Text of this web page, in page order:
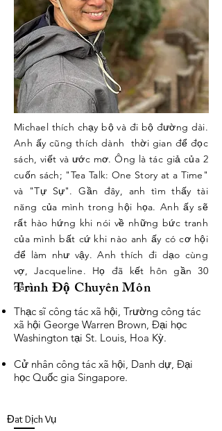
Chính nhờ cách kể và chia sẻ những câu
chuyện này mà người ta tìm thấy ý
nghĩa và động lực để thay đổi đời sống.
Michael thích chạy bộ và đi bộ đường dài.
Anh ấy cũng thích dành thời gian để đọc
sách, viết và ước mơ. Ông là tác giả của 2
cuốn sách; "Tea Talk: One Story at a Time"
và "Tự Sự". Gần đây, anh tìm thấy tài
năng của mình trong hội họa. Anh ấy sẽ
rất hào hứng khi nói về những bức tranh
của mình bất cứ khi nào anh ấy có cơ hội
để làm như vậy. Anh thích đi dạo cùng
vợ, Jacqueline. Họ đã kết hôn gần 30
năm.
Trình Độ Chuyên Môn
Thạc sĩ công tác xã hội, Trường công tác
xã hội George Warren Brown, Đại học
Washington tại St. Louis, Hoa Kỳ.
Cử nhân công tác xã hội, Danh dự, Đại
học Quốc gia Singapore.
Đat Dịch Vụ